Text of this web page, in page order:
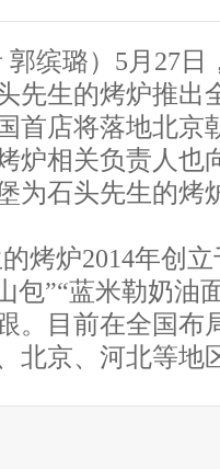
郭缤璐）5月27日
先生的烤炉推出
首店将落地北京
炉相关负责人也
为石头先生的烤
烤炉2014年创
包”“蓝米勒奶油
。目前在全国布
北京、河北等地